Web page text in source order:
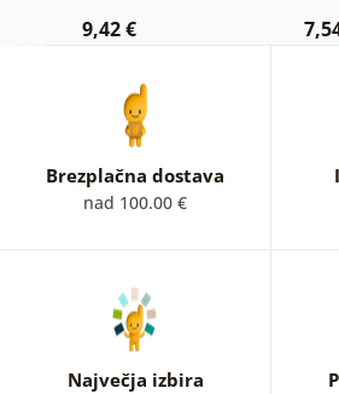
9,42 €
Brezplačna dostava
nad 100.00 €
Največja izbira